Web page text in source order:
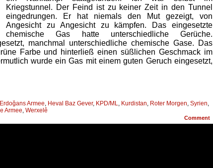
Kriegstunnel. Der Feind ist zu keiner Zeit in den Tunnel
eingedrungen. Er hat niemals den Mut gezeigt, von
Angesicht zu Angesicht zu kämpfen. Das eingesetzte
chemische Gas hatte unterschiedliche Gerüche.
manchmal unterschiedliche chemische Gase. Das
Farbe und hinterließ einen süßlichen Geschmack im
wurde ein Gas mit einem guten Geruch eingesetzt,
Erdoğans Armee, Heval Baz Gever, KPD/ML, Kurdistan, Roter Morgen, Syrien,
Armee, Werxelê
Comment